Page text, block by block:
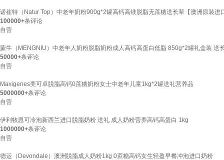
诺崔特（Natur Top）中老年奶粉900g*2罐高钙高镁脱脂无蔗糖送长辈【澳洲原装进
100000+条评论
自营
蒙牛（MENGNIU）中老年人奶粉脱脂奶粉成人高钙高蛋白低脂 850g*2罐礼盒装 送
50000+条评论
自营
Maxigenes美可卓脱脂高钙0蔗糖奶粉女士中老年儿童1kg*2罐送礼营养品
5000000+条评论
自营
伊利牧恩可冷泡新西兰进口脱脂奶粉 送礼 成人奶粉营养高钙高蛋白 1kg
1000000+条评论
自营
德运（Devondale）澳洲脱脂成人奶粉1kg 0蔗糖高钙女生轻盈早餐冲泡进口奶粉